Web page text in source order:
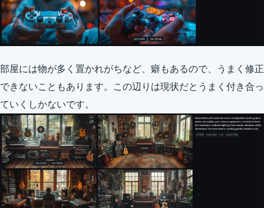
部屋には物が多く置かれがちなど、癖もあるので、うまく修正
できないこともあります。この辺りは現状だとうまく付き合っ
ていくしかないです。